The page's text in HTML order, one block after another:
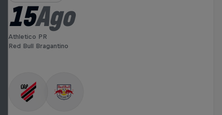
15Ago
Athletico PR
Red Bull Bragantino